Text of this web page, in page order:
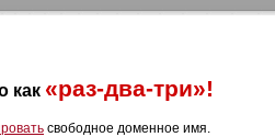
как «раз-два-три»!
свободное доменное имя.